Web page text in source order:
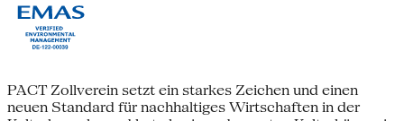
PACT Zollverein setzt ein starkes Zeichen und einen
neuen Standard für nachhaltiges Wirtschaften in der